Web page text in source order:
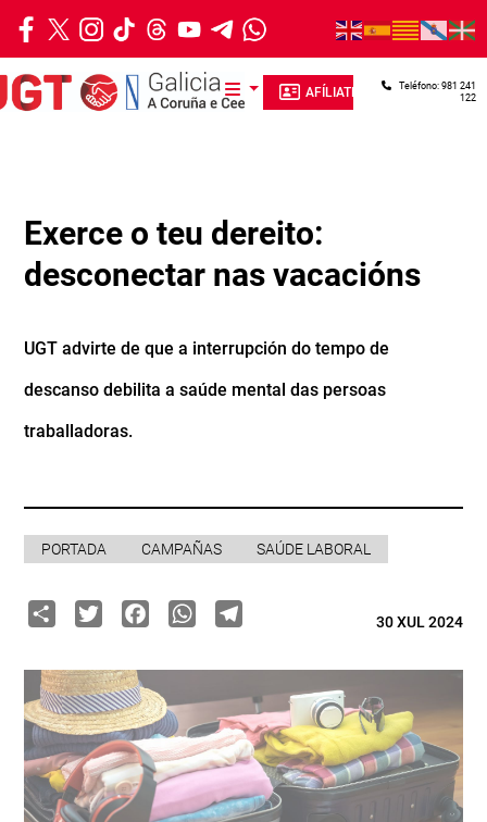
Ir o contido principal
AFÍLIATE
Teléfono: 981 241
122
Exerce o teu dereito:
desconectar nas vacacións
UGT advirte de que a interrupción do tempo de
descanso debilita a saúde mental das persoas
traballadoras.
PORTADA CAMPAÑAS SAÚDE LABORAL
ShareTwitterFacebook
WhatsApp
Telegram30 XUL 2024